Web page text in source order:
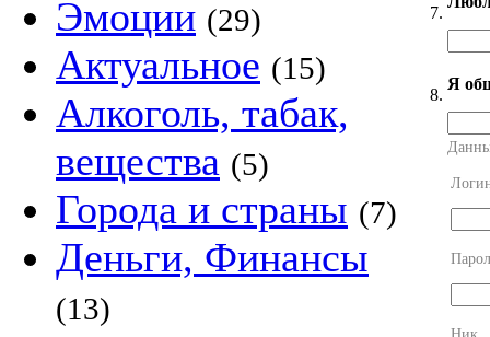
Эмоции (29)
Актуальное (15)
Алкоголь, табак,
вещества (5)
Города и страны (7)
Деньги, Финансы
(13)
7.
8.
Я